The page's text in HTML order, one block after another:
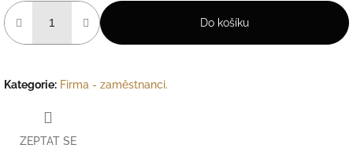
Do košíku
Kategorie: Firma - zaměstnanci.
ZEPTAT SE